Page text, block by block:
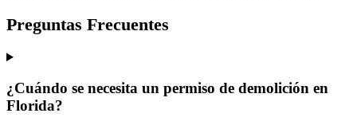
Preguntas Frecuentes
¿Cuándo se necesita un permiso de demolición en
Florida?